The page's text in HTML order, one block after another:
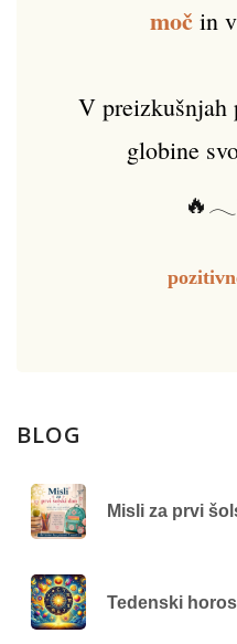
močin
V preizkušnjah
globine
BLOG
Misli za prvi
Tedenski